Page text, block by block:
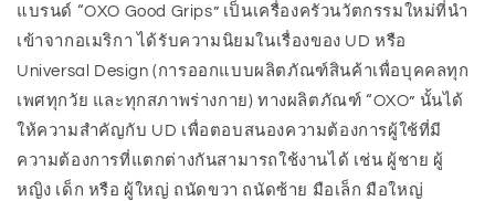
แบรนด์ “OXO Good Grips” เป็นเครื่องครัวนวัตกรรมใหม่ที่นำ
เข้าจากอเมริกา ได้รับความนิยมในเรื่องของ UD หรือ
Universal Design (การออกแบบผลิตภัณฑ์สินค้าเพื่อบุคคลทุก
เพศทุกวัย และทุกสภาพร่างกาย) ทางผลิตภัณฑ์ “OXO” นั้นได้
ให้ความสำคัญกับ UD เพื่อตอบสนองความต้องการผู้ใช้ที่มี
ความต้องการที่แตกต่างกันสามารถใช้งานได้ เช่น ผู้ชาย ผู้
หญิง เด็ก หรือ ผู้ใหญ่ ถนัดขวา ถนัดซ้าย มือเล็ก มือใหญ่